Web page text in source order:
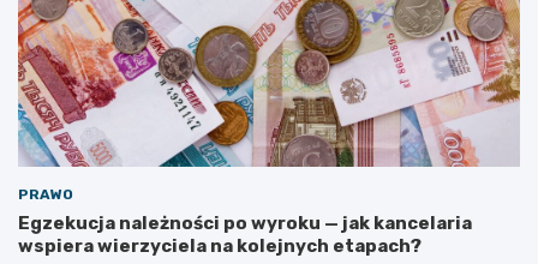
PRAWO
Egzekucja należności po wyroku — jak kancelaria
wspiera wierzyciela na kolejnych etapach?